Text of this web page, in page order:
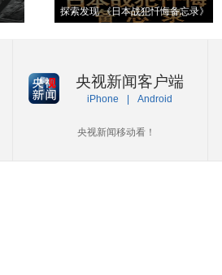
探索发现 《日本战犯忏悔备忘录》
央视新闻客户端
iPhone Android
央视新闻移动看！